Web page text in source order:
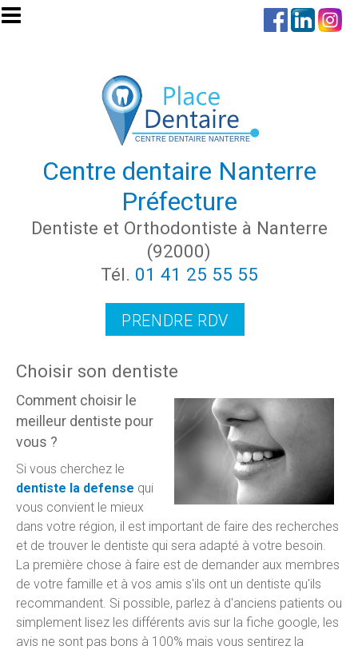
Aller au contenu principal
Centre dentaire Nanterre
Préfecture
Dentiste et Orthodontiste à Nanterre
(92000)
Tél. 01 41 25 55 55
PRENDRE RDV
Choisir son dentiste
Comment choisir le
meilleur dentiste pour
vous ?
Si vous cherchez le
dentiste la defense qui
vous convient le mieux
dans votre région, il est important de faire des recherches
et de trouver le dentiste qui sera adapté à votre besoin.
La première chose à faire est de demander aux membres
de votre famille et à vos amis s'ils ont un dentiste qu'ils
recommandent. Si possible, parlez à d'anciens patients ou
simplement lisez les différents avis sur la fiche google, les
avis ne sont pas bons à 100% mais vous sentirez la